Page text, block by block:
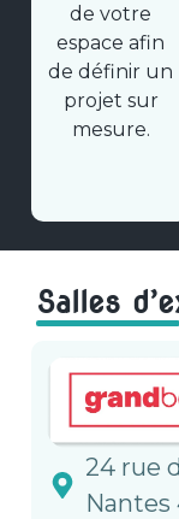
de votre
espace afin
de définir un
projet sur
mesure.
Salles
24 rue
Nantes